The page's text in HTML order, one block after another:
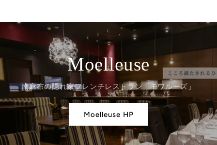
Moelleuse
南麻布の隠れ家フレンチレストラン「モワルーズ」
Moelleuse HP